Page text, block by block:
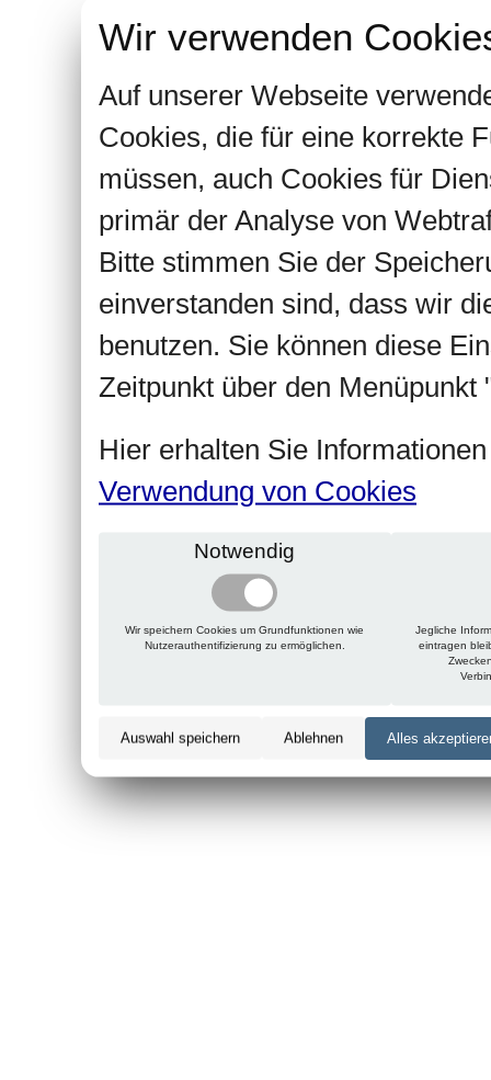
Wir verwenden
Auf unserer Webseite
Cookies, die für eine korrekte
müssen, auch Cookies für
primär der Analyse von
Bitte stimmen Sie der
einverstanden sind, dass wir
benutzen. Sie können diese
Zeitpunkt über den Menüpunkt
Hier erhalten Sie
Verwendung von Cookies
Notwendig
Wir speichern Cookies um Grundfunktionen wie
Nutzerauthentifizierung zu ermöglichen.
Jegliche
eintragen
Auswahl speichern Ablehnen Alles